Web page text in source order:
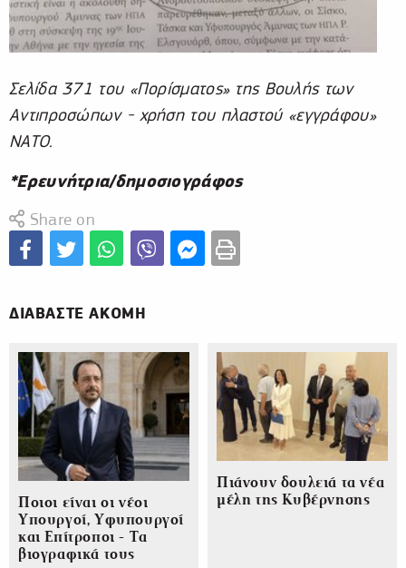
Σελίδα 371 του «Πορίσματος» της Βουλής των
Αντιπροσώπων - χρήση του πλαστού «εγγράφου»
ΝΑΤΟ.
*Ερευνήτρια/δημοσιογράφος
Share on
ΔΙΑΒΑΣΤΕ ΑΚΟΜΗ
Ποιοι είναι οι νέοι
Υπουργοί, Υφυπουργοί
και Επίτροποι - Τα
βιογραφικά τους
Πιάνουν δουλειά τα νέα
μέλη της Κυβέρνησης